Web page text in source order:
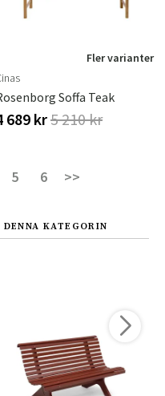
Fler varianter
Soffa Teak
689 kr5 210 kr
5 6 >>
KATEGORIN